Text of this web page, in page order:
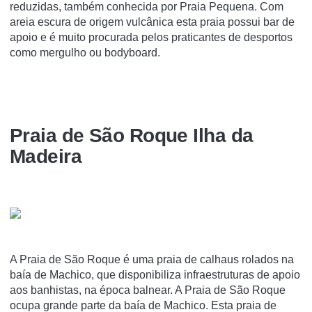
reduzidas, também conhecida por Praia Pequena. Com
areia escura de origem vulcânica esta praia possui bar de
apoio e é muito procurada pelos praticantes de desportos
como mergulho ou bodyboard.
Praia de São Roque Ilha da
Madeira
A Praia de São Roque é uma praia de calhaus rolados na
baía de Machico, que disponibiliza infraestruturas de apoio
aos banhistas, na época balnear. A Praia de São Roque
ocupa grande parte da baía de Machico. Esta praia de